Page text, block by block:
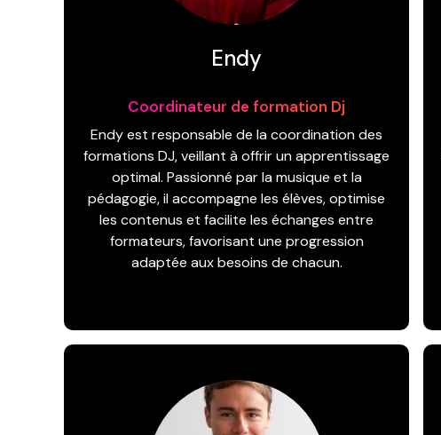
Endy
Coordinateur de formation Dj
Endy est responsable de la coordination des
formations DJ, veillant à offrir un apprentissage
optimal. Passionné par la musique et la
pédagogie, il accompagne les élèves, optimise
les contenus et facilite les échanges entre
formateurs, favorisant une progression
adaptée aux besoins de chacun.